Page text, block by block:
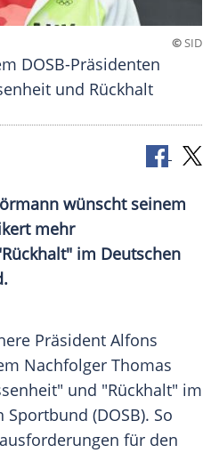
©SID
DOSB-Präsidenten
und Rückhalt
wünscht seinem
mehr
im Deutschen
Präsident Alfons
Nachfolger Thomas
und "Rückhalt" im
(DOSB). So
für den